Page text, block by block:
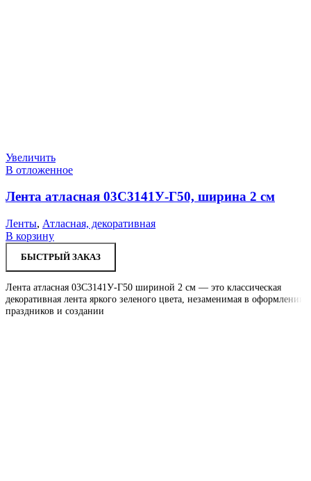
Увеличить
В отложенное
Лента атласная 03С3141У-Г50, ширина 2 см
Ленты, Атласная, декоративная
В корзину
БЫСТРЫЙ ЗАКАЗ
Лента атласная 03С3141У-Г50 шириной 2 см — это классическая
декоративная лента яркого зеленого цвета, незаменимая в оформлении
праздников и создании